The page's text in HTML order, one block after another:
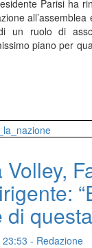
Parisi ha
un ruolo di
piano per
Volley,
- Redazione